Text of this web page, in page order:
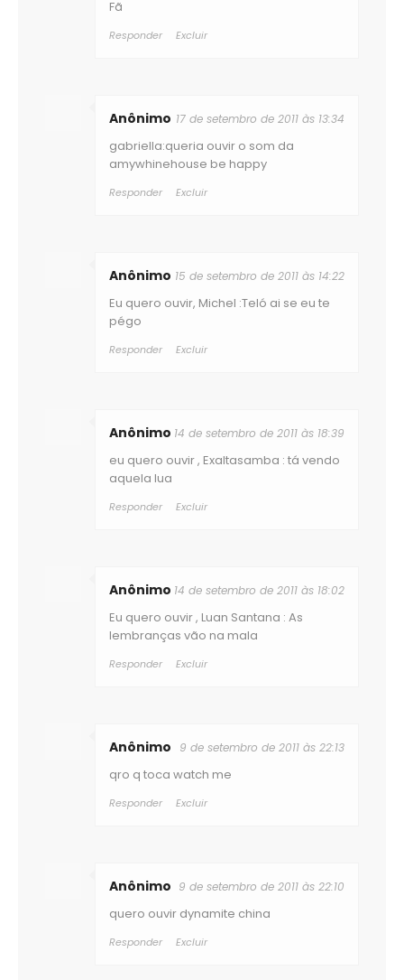
Anônimo 9 de setembro de 2011 às 22:10
quero ouvir dynamite china
Responder Excluir
Anônimo 9 de setembro de 2011 às 22:13
qro q toca watch me
Responder Excluir
Anônimo 14 de setembro de 2011 às 18:02
Eu quero ouvir , Luan Santana : As
lembranças vão na mala
Responder Excluir
Anônimo 14 de setembro de 2011 às 18:39
eu quero ouvir , Exaltasamba : tá vendo
aquela lua
Responder Excluir
Anônimo 15 de setembro de 2011 às 14:22
Eu quero ouvir, Michel :Teló ai se eu te
pégo
Responder Excluir
Anônimo 17 de setembro de 2011 às 13:34
gabriella:queria ouvir o som da
amywhinehouse be happy
Responder Excluir
Fã
Responder Excluir